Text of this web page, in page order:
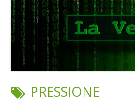
TAG:
PRESSIONE